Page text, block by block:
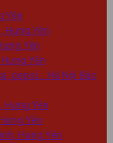
Yên
Hưng Yên
Yên
Yên
pepsi… Hà Nội Bắc
Hưng Yên
Yên
Hưng Yên